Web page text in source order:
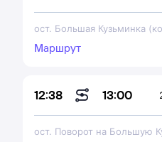
ост. Большая Кузьминка
Маршрут
12:38 13:00
ост. Поворот на Большую